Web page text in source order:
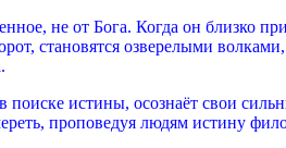
не от Бога. Когда он близко
становятся озверелыми
истины, осознаёт свои
проповедуя людям истину